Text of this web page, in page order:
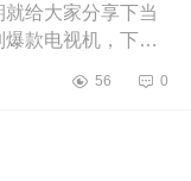
给大家分享下当
款电视机，下面
和a5d哪个好 创
56 0